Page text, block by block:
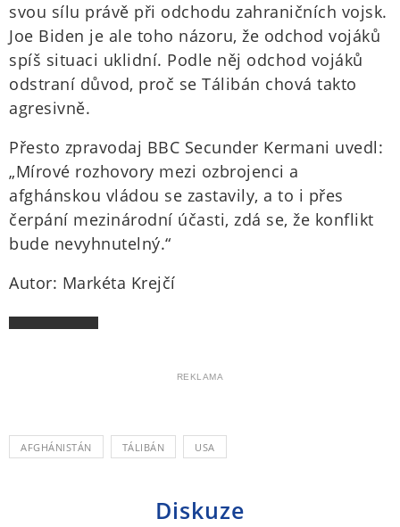
svou sílu právě při odchodu zahraničních vojsk.
Joe Biden je ale toho názoru, že odchod vojáků
spíš situaci uklidní. Podle něj odchod vojáků
odstraní důvod, proč se Tálibán chová takto
agresivně.
Přesto zpravodaj BBC Secunder Kermani uvedl:
„Mírové rozhovory mezi ozbrojenci a
afghánskou vládou se zastavily, a to i přes
čerpání mezinárodní účasti, zdá se, že konflikt
bude nevyhnutelný.“
Autor: Markéta Krejčí
REKLAMA
AFGHÁNISTÁN TÁLIBÁN USA
Diskuze